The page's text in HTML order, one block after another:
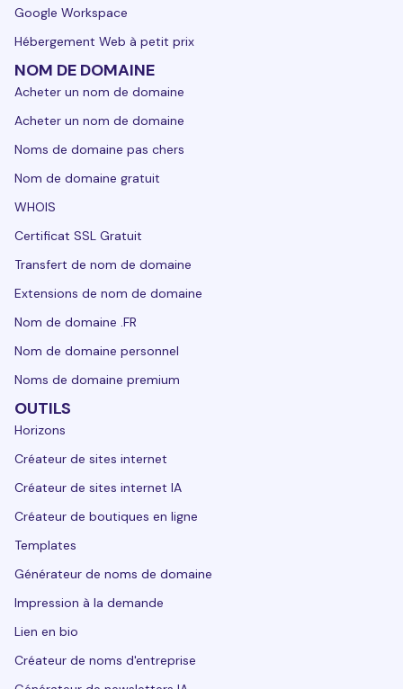
Google Workspace
Hébergement Web à petit prix
NOM DE DOMAINE
Acheter un nom de domaine
Acheter un nom de domaine
Noms de domaine pas chers
Nom de domaine gratuit
WHOIS
Certificat SSL Gratuit
Transfert de nom de domaine
Extensions de nom de domaine
Nom de domaine .FR
Nom de domaine personnel
Noms de domaine premium
OUTILS
Horizons
Créateur de sites internet
Créateur de sites internet IA
Créateur de boutiques en ligne
Templates
Générateur de noms de domaine
Impression à la demande
Lien en bio
Créateur de noms d'entreprise